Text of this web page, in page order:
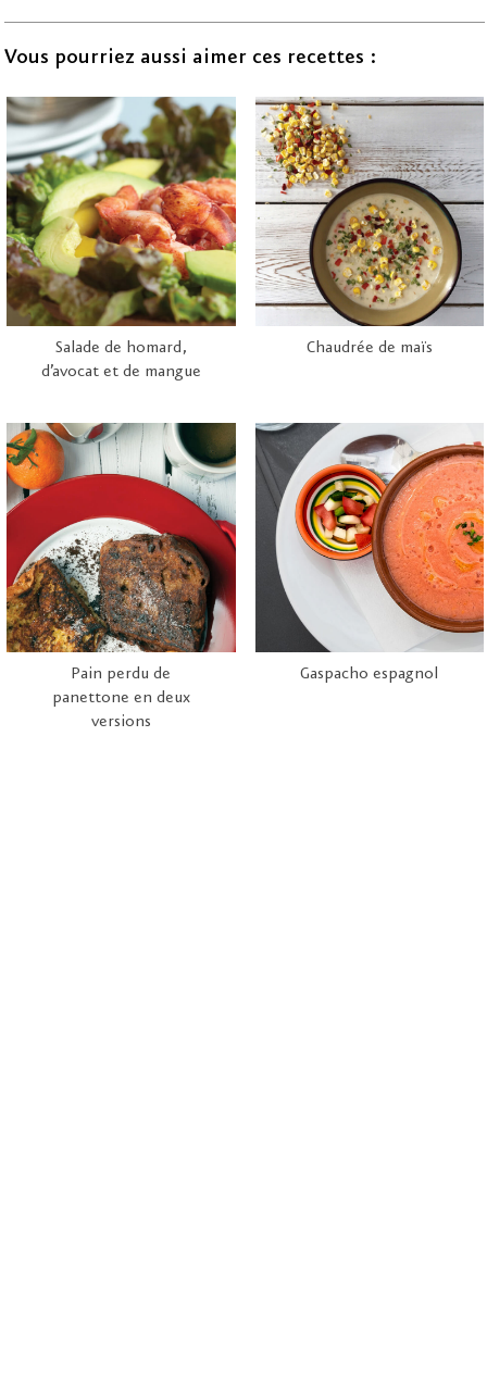
Vous pourriez aussi aimer ces recettes :
Salade de homard,
d’avocat et de mangue
Chaudrée de maïs
Pain perdu de
panettone en deux
versions
Gaspacho espagnol